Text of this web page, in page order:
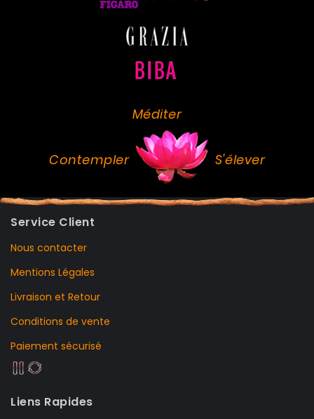
Méditer
Contempler S'élever
Service Client
Nous contacter
Mentions Légales
Livraison et Retour
Conditions de vente
Paiement sécurisé
Liens Rapides